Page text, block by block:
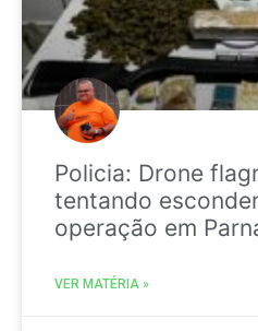
Policia: Drone
tentando
operação em
VER MATÉRIA »